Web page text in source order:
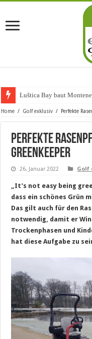
Luštica Bay baut
Home / Golf exklusiv / Perfekte
Perfekte
Greenkeeper
26. Januar 2022 Golf
„It’s not easy being
dass ein schönes Grün
Das gilt auch für den
notwendig, damit er
Trockenphasen und
hat diese Aufgabe zu